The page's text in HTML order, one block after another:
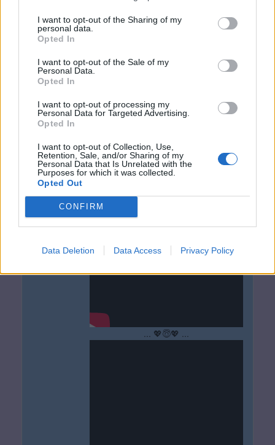
I want to opt-out of the Sharing of my
personal data.
Opted In
I want to opt-out of the Sale of my
Personal Data.
Opted In
I want to opt-out of processing my
Personal Data for Targeted Advertising.
Opted In
I want to opt-out of Collection, Use,
Retention, Sale, and/or Sharing of my
Personal Data that Is Unrelated with the
Purposes for which it was collected.
Opted Out
CONFIRM
Data Deletion Data Access Privacy Policy
ZuRu
(před 2 lety)
... 💖😇💖 ...